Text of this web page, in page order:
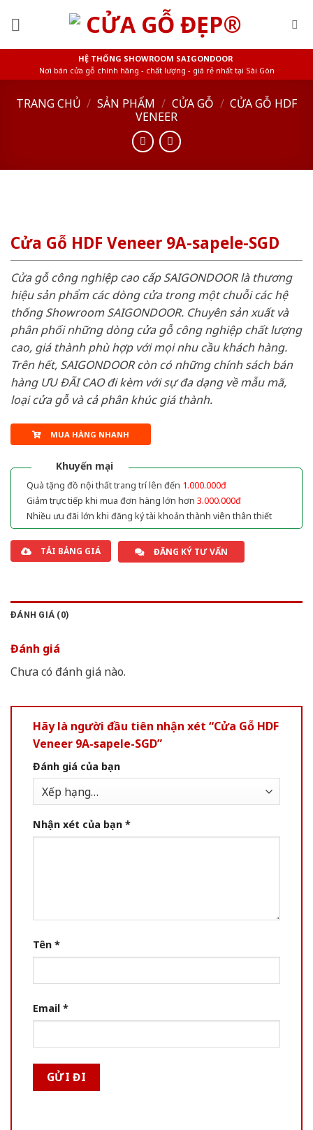
HỆ THỐNG SHOWROOM SAIGONDOOR
Nơi bán cửa gỗ chính hãng - chất lượng - giá rẻ nhất tại Sài Gòn
TRANG CHỦ / SẢN PHẨM / CỬA GỖ / CỬA GỖ HDF
VENEER
Cửa Gỗ HDF Veneer 9A-sapele-SGD
Cửa gỗ công nghiệp cao cấp SAIGONDOOR là thương
hiệu sản phẩm các dòng cửa trong một chuỗi các hệ
thống Showroom SAIGONDOOR. Chuyên sản xuất và
phân phối những dòng cửa gỗ công nghiệp chất lượng
cao, giá thành phù hợp với mọi nhu cầu khách hàng.
Trên hết, SAIGONDOOR còn có những chính sách bán
hàng ƯU ĐÃI CAO đi kèm với sự đa dạng về mẫu mã,
loại cửa gỗ và cả phân khúc giá thành.
MUA HÀNG NHANH
Khuyến mại
Quà tặng đồ nội thất trang trí lên đến 1.000.000đ
Giảm trực tiếp khi mua đơn hàng lớn hơn 3.000.000đ
Nhiều ưu đãi lớn khi đăng ký tài khoản thành viên thân thiết
TẢI BẢNG GIÁ ĐĂNG KÝ TƯ VẤN
ĐÁNH GIÁ (0)
Đánh giá
Chưa có đánh giá nào.
Hãy là người đầu tiên nhận xét “Cửa Gỗ HDF
Veneer 9A-sapele-SGD”
Đánh giá của bạn
Nhận xét của bạn *
Tên *
Email *